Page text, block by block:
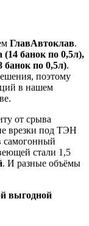
ГлавАвтоклав.
(14 банок по 0,5л),
банок по 0,5л).
поэтому
в нашем
от срыва
врезки под ТЭН
самогонный
стали 1,5
. И разные объёмы
выгодной